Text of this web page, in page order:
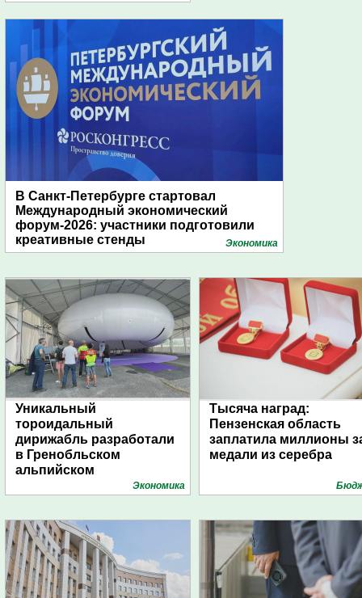
В Санкт-Петербурге стартовал
Международный экономический
форум-2026: участники подготовили
креативные стенды
Экономика
Уникальный
тороидальный
дирижабль разработали
в Гренобльском
альпийском
Экономика
Тысяча наград:
Пензенская область
заплатила миллионы
медали из серебра